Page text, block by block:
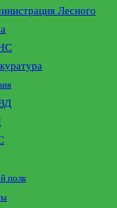
Лесного
полк